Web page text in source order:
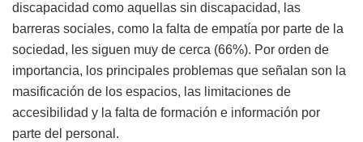
discapacidad como aquellas sin discapacidad, las
barreras sociales, como la falta de empatía por parte de la
sociedad, les siguen muy de cerca (66%). Por orden de
importancia, los principales problemas que señalan son la
masificación de los espacios, las limitaciones de
accesibilidad y la falta de formación e información por
parte del personal.